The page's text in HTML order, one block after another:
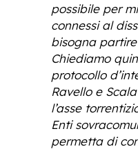
possibile per
connessi al
bisogna
Chiediamo
protocollo
Ravello e
l’asse
Enti
permetta di